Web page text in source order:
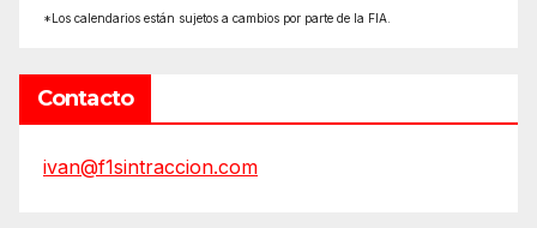
*Los calendarios están sujetos a cambios por parte de la FIA.
Contacto
ivan@f1sintraccion.com